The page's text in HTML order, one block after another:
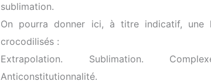
sublimation.
On pourra donner ici, à titre indicatif, une
crocodilisés :
Extrapolation. Sublimation.
Anticonstitutionnalité.